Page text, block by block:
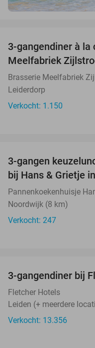
3-gangendiner à la
Meelfabriek
Brasserie Meelfabriek
Leiderdorp
Verkocht: 1.150
3-gangen
bij Hans & Grietje
Pannenkoekenhuisje
Noordwijk (8 km)
Verkocht: 247
3-gangendiner bij
Fletcher Hotels
Leiden (+ meerdere
Verkocht: 13.356